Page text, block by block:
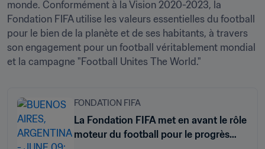
monde. Conformément à la Vision 2020-2023, la
Fondation FIFA utilise les valeurs essentielles du football
pour le bien de la planète et de ses habitants, à travers
son engagement pour un football véritablement mondial
FONDATION FIFA
La Fondation FIFA met en avant le rôle
moteur du football pour le progrès